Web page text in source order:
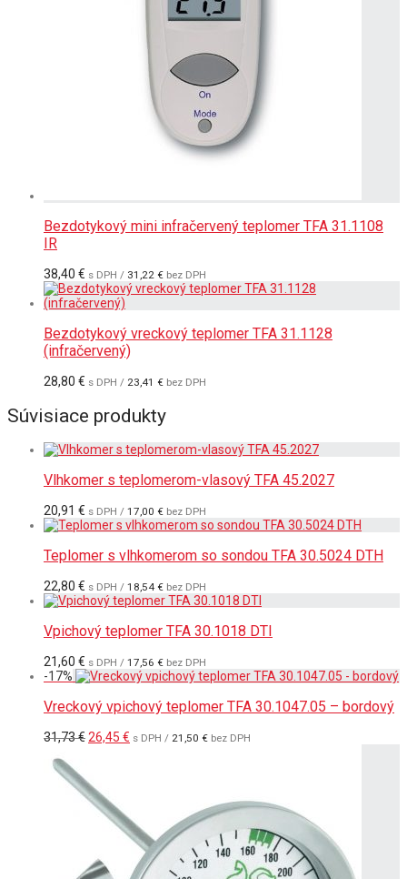
Bezdotykový mini infračervený teplomer TFA 31.1108
IR
38,40 € s DPH / 31,22 € bez DPH
Bezdotykový vreckový teplomer TFA 31.1128
(infračervený)
28,80 € s DPH / 23,41 € bez DPH
Súvisiace produkty
Vlhkomer s teplomerom-vlasový TFA 45.2027
20,91 € s DPH / 17,00 € bez DPH
Teplomer s vlhkomerom so sondou TFA 30.5024 DTH
22,80 € s DPH / 18,54 € bez DPH
Vpichový teplomer TFA 30.1018 DTI
21,60 € s DPH / 17,56 € bez DPH
-17%
Vreckový vpichový teplomer TFA 30.1047.05 – bordový
31,73€Pôvodná
31,73 €.
26,45 € Aktuálna
s DPH / 21,50 € bez DPH